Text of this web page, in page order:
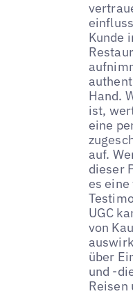
Kunde
Hand.
ist,
eine
auf.
dieser
es
UGC
von
über
und -
Reisen